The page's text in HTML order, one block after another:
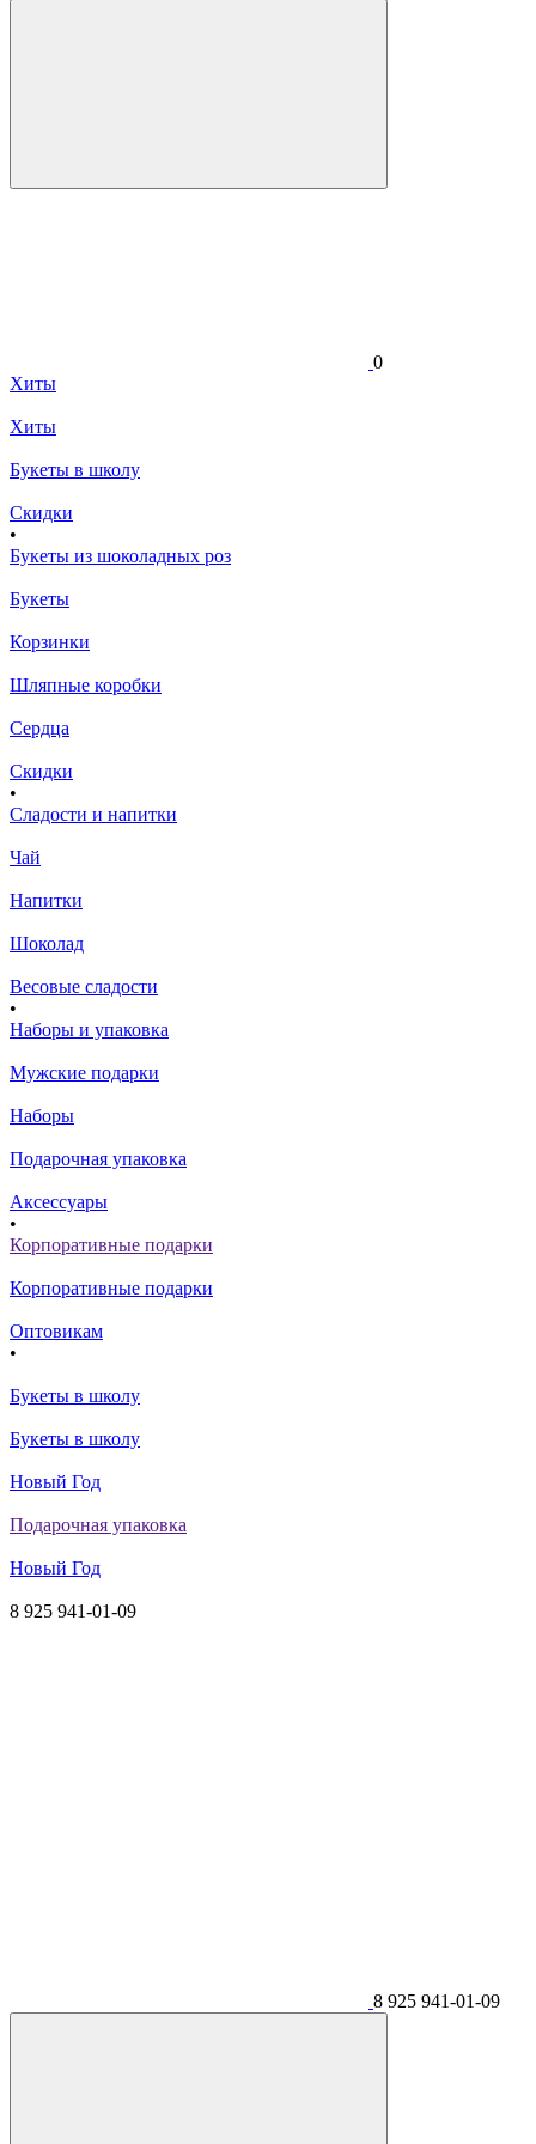
0
Хиты
Хиты
Букеты в школу
Скидки
•
Букеты из шоколадных роз
Букеты
Корзинки
Шляпные коробки
Сердца
Скидки
•
Сладости и напитки
Чай
Напитки
Шоколад
Весовые сладости
•
Наборы и упаковка
Мужские подарки
Наборы
Подарочная упаковка
Аксессуары
•
Корпоративные подарки
Корпоративные подарки
Оптовикам
•
Букеты в школу
Букеты в школу
Новый Год
Подарочная упаковка
Новый Год
8 925 941-01-09
8 925 941-01-09